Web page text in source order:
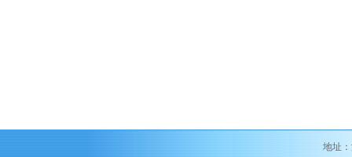
地址